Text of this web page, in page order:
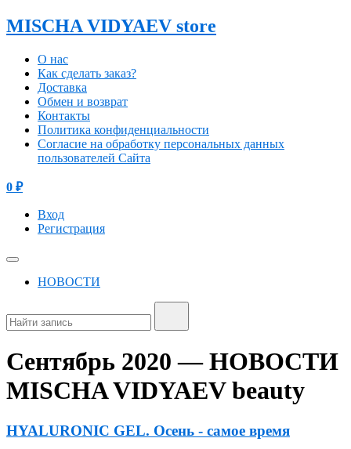
MISCHA VIDYAEV store
О нас
Как сделать заказ?
Доставка
Обмен и возврат
Контакты
Политика конфиденциальности
Согласие на обработку персональных данных
пользователей Сайта
0 ₽
Вход
Регистрация
НОВОСТИ
Сентябрь 2020 — НОВОСТИ
MISCHA VIDYAEV beauty
HYALURONIC GEL. Осень - самое время